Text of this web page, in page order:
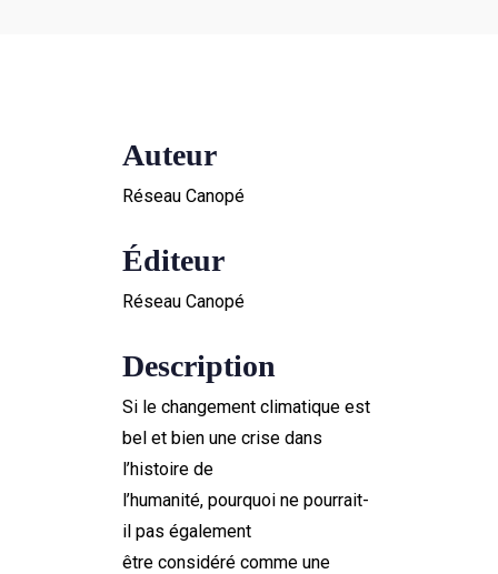
Auteur
Réseau Canopé
Éditeur
Réseau Canopé
Description
Si le changement climatique est
bel et bien une crise dans
l’histoire de
l’humanité, pourquoi ne pourrait-
il pas également
être considéré comme une